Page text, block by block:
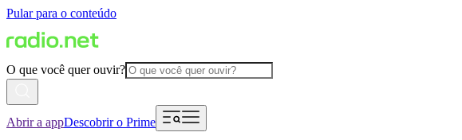
Pular para o conteúdo
O que você quer ouvir?
Abrir a appDescobrir o Prime